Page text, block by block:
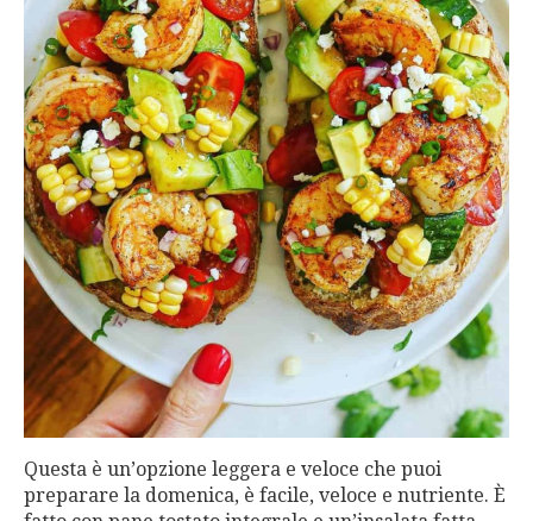
Questa è un’opzione leggera e veloce che puoi
preparare la domenica, è facile, veloce e nutriente. È